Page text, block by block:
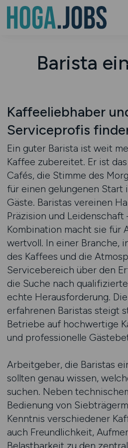
Barista
Kaffeeliebhaber
Serviceprofis
Ein guter Barista ist weit
Kaffee zubereitet. Er ist
Cafés, die Stimme des
für einen gelungenen Start
Gäste. Baristas vereinen
Präzision und Leidenschaft
Kombination macht sie für
wertvoll. In einer Branche,
des Kaffees und die
Servicebereich über den
die Suche nach
echte Herausforderung.
erfahrenen Baristas steigt
Betriebe auf hochwertige
und professionelle
Arbeitgeber, die Baristas
sollten genau wissen,
suchen. Neben
Bedienung von
Kenntnis verschiedener
auch Freundlichkeit,
Belastbarkeit zu den